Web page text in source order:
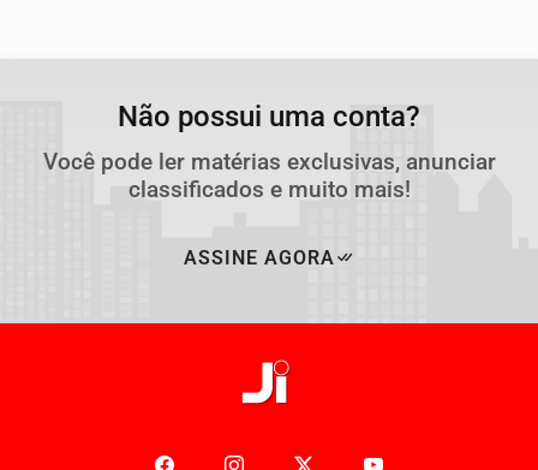
Não possui uma conta?
Você pode ler matérias exclusivas, anunciar
classificados e muito mais!
ASSINE AGORA